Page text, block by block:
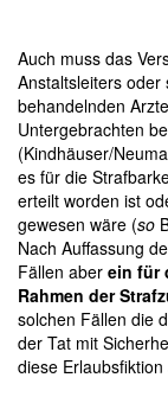
Auch muss das
Anstaltsleiters
behandelnden
Untergebrachten
(Kindhäuser/
es für die
erteilt worden ist
gewesen wäre (so
Nach Auffassung
Fällen aber ein für
Rahmen der
solchen Fällen die
der Tat mit
diese